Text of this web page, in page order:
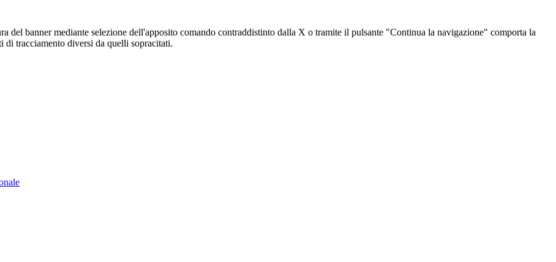
del banner mediante selezione dell'apposito comando contraddistinto dalla X o tramite il pulsante "Continua la navigazione" comporta la
di tracciamento diversi da quelli sopracitati.